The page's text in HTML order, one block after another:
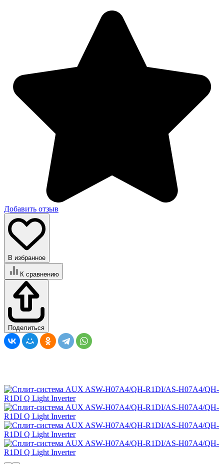
Добавить отзыв
В избранное
К сравнению
Поделиться